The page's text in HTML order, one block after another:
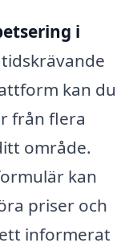
i
kan du
från flera
område.
kan
priser och
informerat